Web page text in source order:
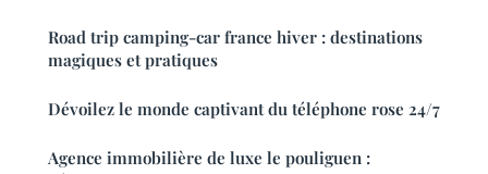
Road trip camping-car france hiver : destinations
magiques et pratiques
Dévoilez le monde captivant du téléphone rose 24/7
Agence immobilière de luxe le pouliguen :